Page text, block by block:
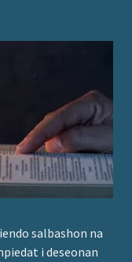
salbashon na
i deseonan